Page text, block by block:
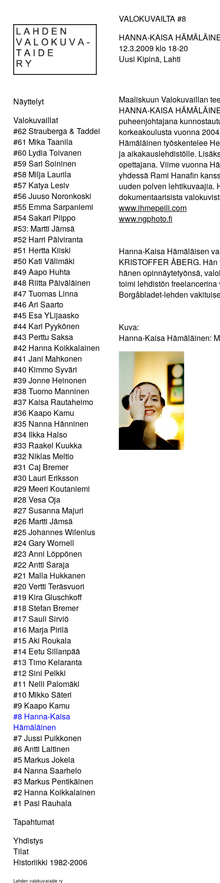
Näyttelyt
Valokuvaillat
#62 Strauberga & Taddei
#61 Mika Taanila
#60 Lydia Toivanen
#59 Sari Soininen
#58 Milja Laurila
#57 Katya Lesiv
#56 Juuso Noronkoski
#55 Emma Sarpaniemi
#54 Sakari Piippo
#53: Martti Jämsä
#52 Harri Pälviranta
#51 Hertta Kiiski
#50 Kati Välimäki
#49 Aapo Huhta
#48 Riitta Päiväläinen
#47 Tuomas Linna
#46 Ari Saarto
#45 Esa YLijaasko
#44 Kari Pyykönen
#43 Perttu Saksa
#42 Hanna Koikkalainen
#41 Jani Mahkonen
#40 Kimmo Syväri
#39 Jonne Heinonen
#38 Tuomo Manninen
#37 Kaisa Rautaheimo
#36 Kaapo Kamu
#35 Nanna Hänninen
#34 Ilkka Halso
#33 Raakel Kuukka
#32 Niklas Meltio
#31 Caj Bremer
#30 Lauri Eriksson
#29 Meeri Koutaniemi
#28 Vesa Oja
#27 Susanna Majuri
#26 Martti Jämsä
#25 Johannes Wilenius
#24 Gary Wornell
#23 Anni Löppönen
#22 Antti Saraja
#21 Malla Hukkanen
#20 Vertti Teräsvuori
#19 Kira Gluschkoff
#18 Stefan Bremer
#17 Sauli Sirviö
#16 Marja Pirilä
#15 Aki Roukala
#14 Eetu Sillanpää
#13 Timo Kelaranta
#12 Sini Pelkki
#11 Nelli Palomäki
#10 Mikko Säteri
#9 Kaapo Kamu
#8 Hanna-Kaisa
Hämäläinen
#7 Jussi Puikkonen
#6 Antti Laitinen
#5 Markus Jokela
#4 Nanna Saarhelo
#3 Markus Pentikäinen
#2 Hanna Koikkalainen
#1 Pasi Rauhala
Tapahtumat
Yhdistys
Tilat
Historiikki 1982-2006
Lahden valokuvataide ry
VALOKUVAILTA #8
HANNA-KAISA
12.3.2009 klo 18-20
Uusi Kipinä, Lahti
Maaliskuun Valokuvaillan
HANNA-KAISA
puheenjohtajana
korkeakoulusta vuonna
Hämäläinen työskentelee
ja aikakauslehdistölle.
opettajana. Viime vuonna
yhdessä Rami Hanafin
uuden polven lehtikuvaajia.
dokumentaarisista
www.ihmepeili.com
www.ngphoto.fi
Hanna-Kaisa Hämäläisen
KRISTOFFER ÅBERG.
hänen opinnäytetyönsä,
toimi lehdistön
Borgåbladet-lehden
Kuva:
Hanna-Kaisa Hämäläinen: